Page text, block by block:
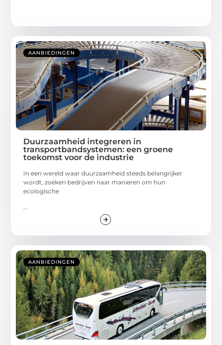
AANBIEDINGEN
Duurzaamheid integreren in
transportbandsystemen: een groene
toekomst voor de industrie
In een wereld waar duurzaamheid steeds belangrijker
wordt, zoeken bedrijven naar manieren om hun
ecologische
...
AANBIEDINGEN